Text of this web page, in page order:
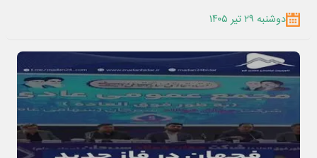
دوشنبه ۲۹ تیر ۱۴۰۵